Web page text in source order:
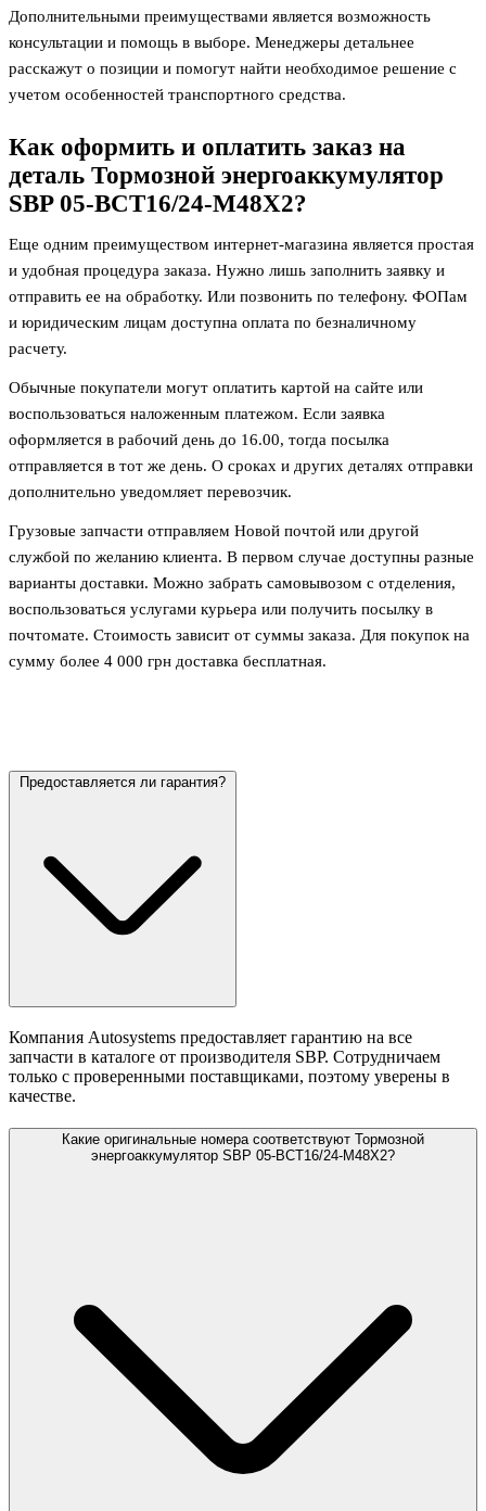
Дополнительными преимуществами является возможность
консультации и помощь в выборе. Менеджеры детальнее
расскажут о позиции и помогут найти необходимое решение с
учетом особенностей транспортного средства.
Как оформить и оплатить заказ на
деталь Тормозной энергоаккумулятор
SBP 05-BCT16/24-M48X2?
Еще одним преимуществом интернет-магазина является простая
и удобная процедура заказа. Нужно лишь заполнить заявку и
отправить ее на обработку. Или позвонить по телефону. ФОПам
и юридическим лицам доступна оплата по безналичному
расчету.
Обычные покупатели могут оплатить картой на сайте или
воспользоваться наложенным платежом. Если заявка
оформляется в рабочий день до 16.00, тогда посылка
отправляется в тот же день. О сроках и других деталях отправки
дополнительно уведомляет перевозчик.
Грузовые запчасти отправляем Новой почтой или другой
службой по желанию клиента. В первом случае доступны разные
варианты доставки. Можно забрать самовывозом с отделения,
воспользоваться услугами курьера или получить посылку в
почтомате. Стоимость зависит от суммы заказа. Для покупок на
сумму более 4 000 грн доставка бесплатная.
Предоставляется ли гарантия?
Компания Autosystems предоставляет гарантию на все
запчасти в каталоге от производителя SBP. Сотрудничаем
только с проверенными поставщиками, поэтому уверены в
качестве.
Какие оригинальные номера соответствуют Тормозной
энергоаккумулятор SBP 05-BCT16/24-M48X2?